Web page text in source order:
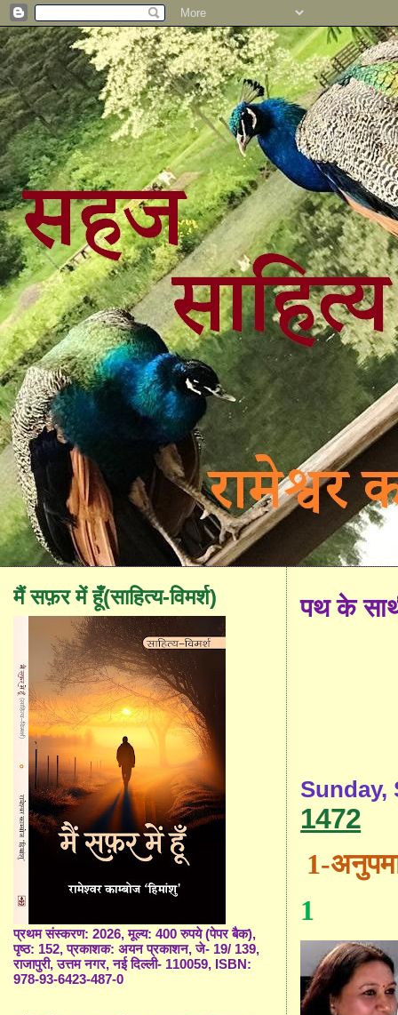
पथ के
Sunday,
1472
1-
1
मैं सफ़र में हूँ(साहित्य-विमर्श)
प्रथम संस्करण: 2026, मूल्य: 400 रुपये (पेपर बैक),
पृष्ठ: 152, प्रकाशक: अयन प्रकाशन, जे- 19/ 139,
राजापुरी, उत्तम नगर, नई दिल्ली- 110059, ISBN:
978-93-6423-487-0